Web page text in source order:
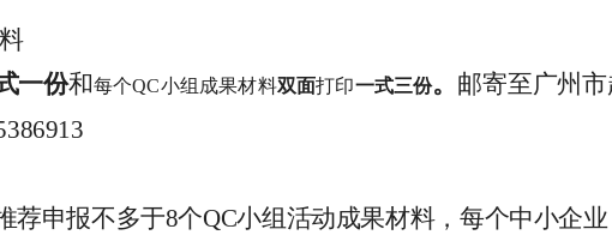
一份和每个QC小组成果材料双面打印一式三份。 邮寄至广州
荐申报不多于8个QC小组活动成果材料，每个中小企